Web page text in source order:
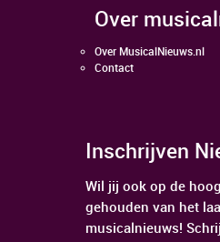
over
Over MusicalNieuws.nl
Contact
Inschrijven
Wil jij ook op de
gehouden van het
musicalnieuws!